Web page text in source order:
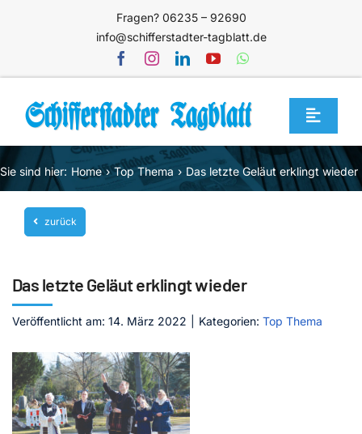
Fragen? 06235 – 92690
info@schifferstadter-tagblatt.de
Toggle
Home
Themen
Blog
Service
Mediathek
Jetzt abonnieren
Kontakt
Sie sind hier: Home Top Thema Das letzte Geläut erklingt wieder
zurück
Das letzte Geläut erklingt wieder
Veröffentlicht am: 14. März 2022 Kategorien: Top Thema